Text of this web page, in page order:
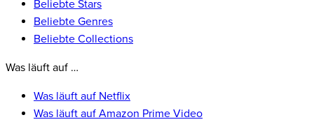
Beliebte Stars
Beliebte Genres
Beliebte Collections
Was läuft auf …
Was läuft auf Netflix
Was läuft auf Amazon Prime Video